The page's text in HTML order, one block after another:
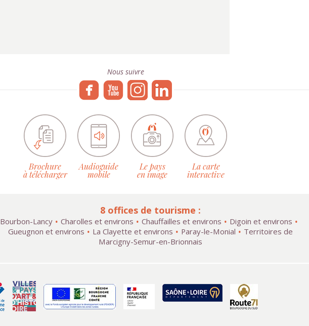
Nous suivre
Brochure
à télécharger
Audioguide
mobile
Le pays
en image
La carte
interactive
8 offices de tourisme :
Bourbon-Lancy Charolles et environs Chauffailles et environs
Digoin et environs
Gueugnon et environs
La Clayette et environs Paray-le-Monial
Territoires de
Marcigny-Semur-en-Brionnais